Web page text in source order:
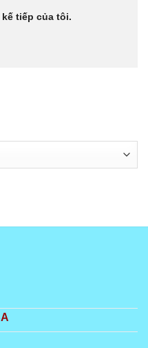
tiếp của tôi.